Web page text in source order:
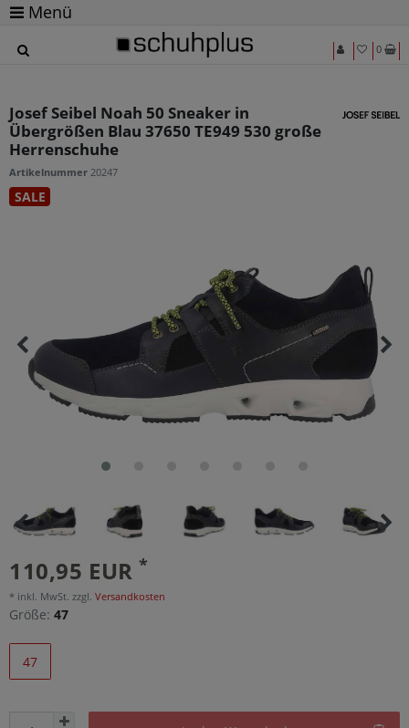
Menü
0
Josef Seibel Noah 50 Sneaker in
Übergrößen Blau 37650 TE949 530 große
Herrenschuhe
Artikelnummer 20247
SALE
110,95 EUR*
* inkl. MwSt. zzgl. Versandkosten
Größe: 47
47